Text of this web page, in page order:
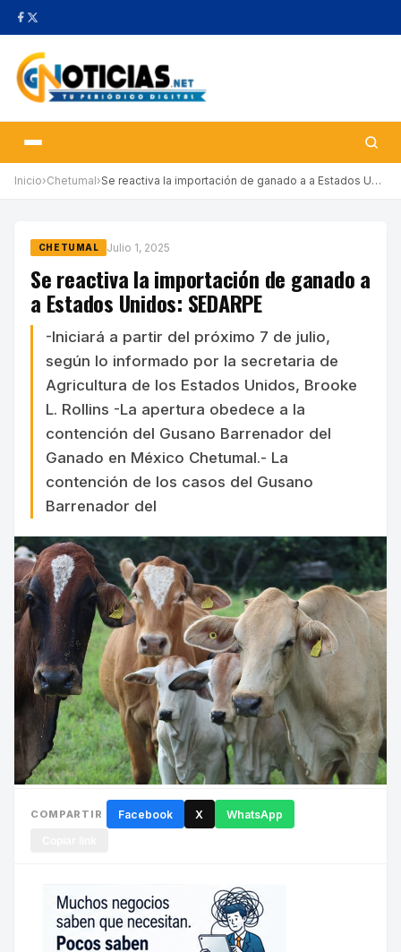
Inicio›Chetumal › Se reactiva la importación de ganado a a Estados Unidos: SEDARPE
CHETUMAL Julio 1, 2025
Se reactiva la importación de ganado a
a Estados Unidos: SEDARPE
-Iniciará a partir del próximo 7 de julio,
según lo informado por la secretaria de
Agricultura de los Estados Unidos, Brooke
L. Rollins -La apertura obedece a la
contención del Gusano Barrenador del
Ganado en México Chetumal.- La
contención de los casos del Gusano
Barrenador del
COMPARTIR Facebook X WhatsApp